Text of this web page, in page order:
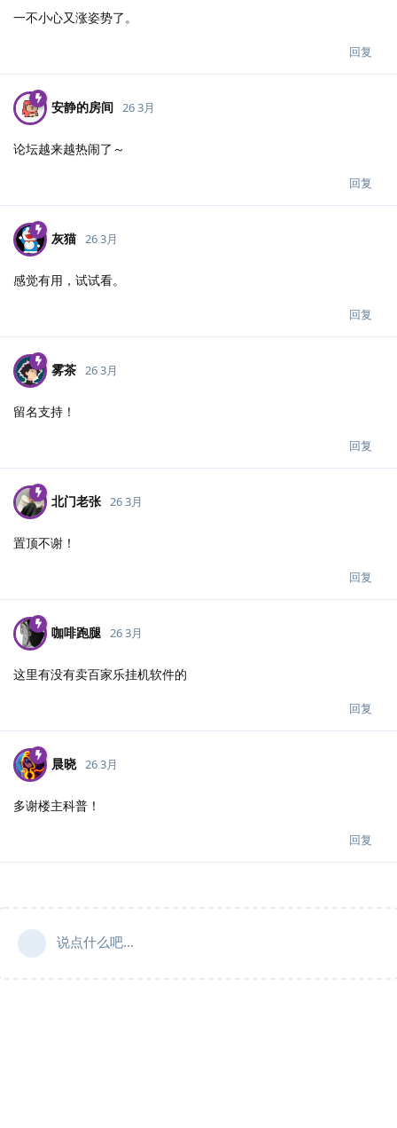
一不小心又涨姿势了。
回复
安静的房间 26 3月
论坛越来越热闹了～
回复
灰猫 26 3月
感觉有用，试试看。
回复
雾茶 26 3月
留名支持！
回复
北门老张 26 3月
置顶不谢！
回复
咖啡跑腿 26 3月
这里有没有卖百家乐挂机软件的
回复
晨晓 26 3月
多谢楼主科普！
回复
说点什么吧...